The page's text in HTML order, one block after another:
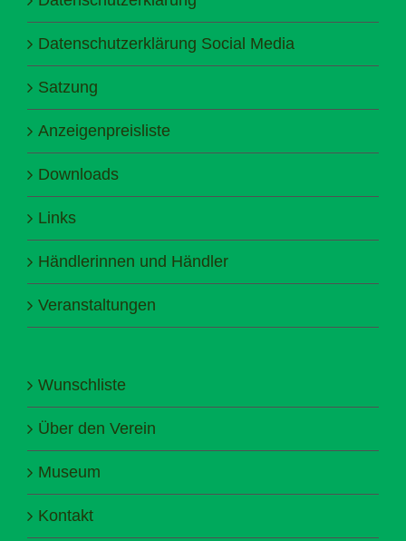
Datenschutzerklärung Social Media
Satzung
Anzeigenpreisliste
Downloads
Links
Händlerinnen und Händler
Veranstaltungen
Wunschliste
Über den Verein
Museum
Kontakt